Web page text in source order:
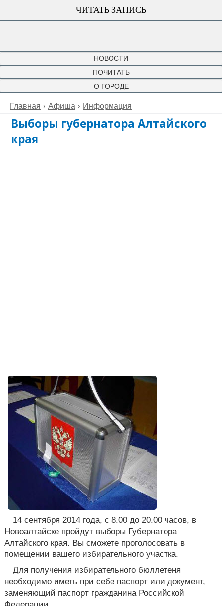
ЧИТАТЬ ЗАПИСЬ
НОВОСТИ
ПОЧИТАТЬ
О ГОРОДЕ
Главная Афиша Информация
Выборы губернатора Алтайского
края
14 сентября 2014 года, с 8.00 до 20.00 часов, в
Новоалтайске пройдут выборы Губернатора
Алтайского края. Вы сможете проголосовать в
помещении вашего избирательного участка.
Для получения избирательного бюллетеня
необходимо иметь при себе паспорт или документ,
заменяющий паспорт гражданина Российской
Федерации.